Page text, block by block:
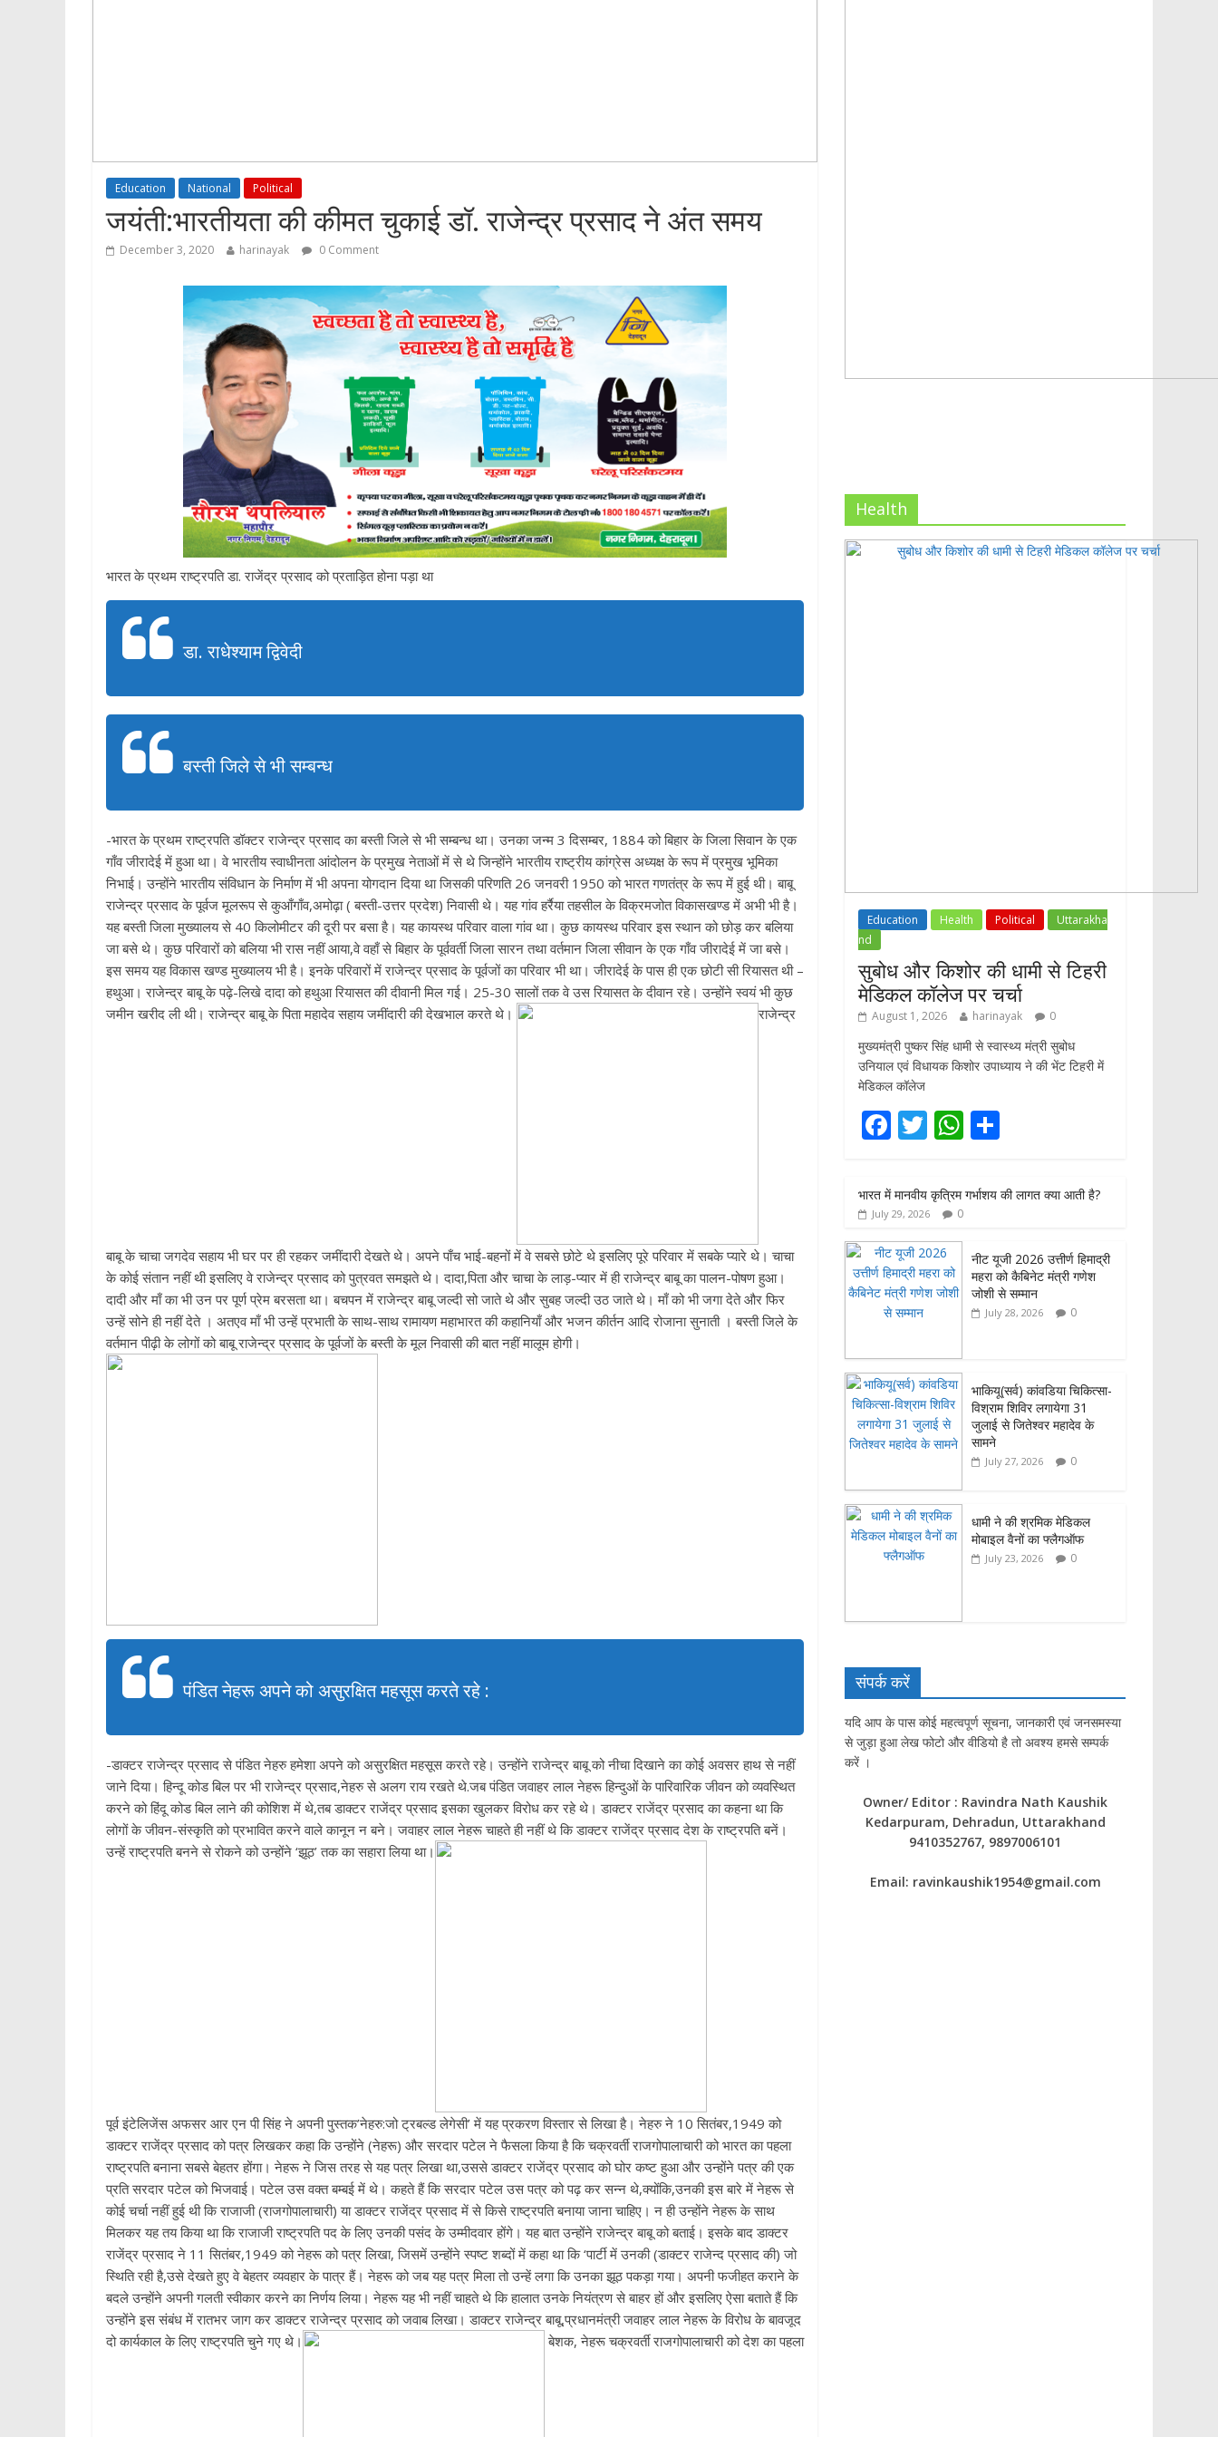
Education National Political
जयंती:भारतीयता की कीमत चुकाई डॉ. राजेन्द्र प्रसाद ने अंत समय
December 3, 2020 harinayak 0 Comment
भारत के प्रथम राष्ट्रपति डा. राजेंद्र प्रसाद को प्रताड़ित होना पड़ा था
डा. राधेश्याम द्विवेदी
बस्ती जिले से भी सम्बन्ध
-भारत के प्रथम राष्ट्रपति डॉक्टर राजेन्द्र प्रसाद का बस्ती जिले से भी सम्बन्ध था। उनका जन्म 3 दिसम्बर, 1884 को बिहार के जिला सिवान के एक
गाँव जीरादेई में हुआ था। वे भारतीय स्वाधीनता आंदोलन के प्रमुख नेताओं में से थे जिन्होंने भारतीय राष्ट्रीय कांग्रेस अध्यक्ष के रूप में प्रमुख भूमिका
निभाई। उन्होंने भारतीय संविधान के निर्माण में भी अपना योगदान दिया था जिसकी परिणति 26 जनवरी 1950 को भारत गणतंत्र के रूप में हुई थी। बाबू
राजेन्द्र प्रसाद के पूर्वज मूलरूप से कुआँगाँव,अमोढ़ा ( बस्ती-उत्तर प्रदेश) निवासी थे। यह गांव हर्रैया तहसील के विक्रमजोत विकासखण्ड में अभी भी है।
यह बस्ती जिला मुख्यालय से 40 किलोमीटर की दूरी पर बसा है। यह कायस्थ परिवार वाला गांव था। कुछ कायस्थ परिवार इस स्थान को छोड़ कर बलिया
जा बसे थे। कुछ परिवारों को बलिया भी रास नहीं आया,वे वहाँ से बिहार के पूर्ववर्ती जिला सारन तथा वर्तमान जिला सीवान के एक गाँव जीरादेई में जा बसे।
इस समय यह विकास खण्ड मुख्यालय भी है। इनके परिवारों में राजेन्द्र प्रसाद के पूर्वजों का परिवार भी था। जीरादेई के पास ही एक छोटी सी रियासत थी –
हथुआ। राजेन्द्र बाबू के पढ़े-लिखे दादा को हथुआ रियासत की दीवानी मिल गई। 25-30 सालों तक वे उस रियासत के दीवान रहे। उन्होंने स्वयं भी कुछ
जमीन खरीद ली थी। राजेन्द्र बाबू के पिता महादेव सहाय जमींदारी की देखभाल करते थे।
राजेन्द्र
बाबू के चाचा जगदेव सहाय भी घर पर ही रहकर जमींदारी देखते थे। अपने पाँच भाई-बहनों में वे सबसे छोटे थे इसलिए पूरे परिवार में सबके प्यारे थे। चाचा
के कोई संतान नहीं थी इसलिए वे राजेन्द्र प्रसाद को पुत्रवत समझते थे। दादा,पिता और चाचा के लाड़-प्यार में ही राजेन्द्र बाबू का पालन-पोषण हुआ।
दादी और माँ का भी उन पर पूर्ण प्रेम बरसता था। बचपन में राजेन्द्र बाबू जल्दी सो जाते थे और सुबह जल्दी उठ जाते थे। माँ को भी जगा देते और फिर
उन्हें सोने ही नहीं देते । अतएव माँ भी उन्हें प्रभाती के साथ-साथ रामायण महाभारत की कहानियाँ और भजन कीर्तन आदि रोजाना सुनाती । बस्ती जिले के
वर्तमान पीढ़ी के लोगों को बाबू राजेन्द्र प्रसाद के पूर्वजों के बस्ती के मूल निवासी की बात नहीं मालूम होगी।
पंडित नेहरू अपने को असुरक्षित महसूस करते रहे :
-डाक्टर राजेन्द्र प्रसाद से पंडित नेहरु हमेशा अपने को असुरक्षित महसूस करते रहे। उन्होंने राजेन्द्र बाबू को नीचा दिखाने का कोई अवसर हाथ से नहीं
जाने दिया। हिन्दू कोड बिल पर भी राजेन्द्र प्रसाद,नेहरु से अलग राय रखते थे.जब पंडित जवाहर लाल नेहरू हिन्दुओं के पारिवारिक जीवन को व्यवस्थित
करने को हिंदू कोड बिल लाने की कोशिश में थे,तब डाक्टर राजेंद्र प्रसाद इसका खुलकर विरोध कर रहे थे। डाक्टर राजेंद्र प्रसाद का कहना था कि
लोगों के जीवन-संस्कृति को प्रभावित करने वाले कानून न बने। जवाहर लाल नेहरू चाहते ही नहीं थे कि डाक्टर राजेंद्र प्रसाद देश के राष्ट्रपति बनें।
उन्हें राष्ट्रपति बनने से रोकने को उन्होंने ‘झूठ’ तक का सहारा लिया था।
पूर्व इंटेलिजेंस अफसर आर एन पी सिंह ने अपनी पुस्तक’नेहरु:जो ट्रबल्ड लेगेसी’ में यह प्रकरण विस्तार से लिखा है। नेहरु ने 10 सितंबर,1949 को
डाक्टर राजेंद्र प्रसाद को पत्र लिखकर कहा कि उन्होंने (नेहरू) और सरदार पटेल ने फैसला किया है कि चक्रवर्ती राजगोपालाचारी को भारत का पहला
राष्ट्रपति बनाना सबसे बेहतर होंगा। नेहरू ने जिस तरह से यह पत्र लिखा था,उससे डाक्टर राजेंद्र प्रसाद को घोर कष्ट हुआ और उन्होंने पत्र की एक
प्रति सरदार पटेल को भिजवाई। पटेल उस वक्त बम्बई में थे। कहते हैं कि सरदार पटेल उस पत्र को पढ़ कर सन्न थे,क्योंकि,उनकी इस बारे में नेहरू से
कोई चर्चा नहीं हुई थी कि राजाजी (राजगोपालाचारी) या डाक्टर राजेंद्र प्रसाद में से किसे राष्ट्रपति बनाया जाना चाहिए। न ही उन्होंने नेहरू के साथ
मिलकर यह तय किया था कि राजाजी राष्ट्रपति पद के लिए उनकी पसंद के उम्मीदवार होंगे। यह बात उन्होंने राजेन्द्र बाबू को बताई। इसके बाद डाक्टर
राजेंद्र प्रसाद ने 11 सितंबर,1949 को नेहरू को पत्र लिखा, जिसमें उन्होंने स्पष्ट शब्दों में कहा था कि ‘पार्टी में उनकी (डाक्टर राजेन्द प्रसाद की) जो
स्थिति रही है,उसे देखते हुए वे बेहतर व्यवहार के पात्र हैं। नेहरू को जब यह पत्र मिला तो उन्हें लगा कि उनका झूठ पकड़ा गया। अपनी फजीहत कराने के
बदले उन्होंने अपनी गलती स्वीकार करने का निर्णय लिया। नेहरू यह भी नहीं चाहते थे कि हालात उनके नियंत्रण से बाहर हों और इसलिए ऐसा बताते हैं कि
उन्होंने इस संबंध में रातभर जाग कर डाक्टर राजेन्द्र प्रसाद को जवाब लिखा। डाक्टर राजेन्द्र बाबू,प्रधानमंत्री जवाहर लाल नेहरू के विरोध के बावजूद
दो कार्यकाल के लिए राष्ट्रपति चुने गए थे।
बेशक, नेहरू चक्रवर्ती राजगोपालाचारी को देश का पहला
Health
Education Health Political
Uttarakha
nd
सुबोध और किशोर की धामी से टिहरी
मेडिकल कॉलेज पर चर्चा
August 1, 2026 harinayak 0
मुख्यमंत्री पुष्कर सिंह धामी से स्वास्थ्य मंत्री सुबोध
उनियाल एवं विधायक किशोर उपाध्याय ने की भेंट टिहरी में
मेडिकल कॉलेज
F
e
b
o
o
k
T
itt
er
W
at
s
p
p
ar
e
भारत में मानवीय कृत्रिम गर्भाशय की लागत क्या आती है?
July 29, 2026 0
नीट यूजी 2026 उत्तीर्ण हिमाद्री
महरा को कैबिनेट मंत्री गणेश
जोशी से सम्मान
July 28, 2026 0
भाकियू(सर्व) कांवडिया चिकित्सा-
विश्राम शिविर लगायेगा 31
जुलाई से जितेश्वर महादेव के
सामने
July 27, 2026 0
धामी ने की श्रमिक मेडिकल
मोबाइल वैनों का फ्लैगऑफ
July 23, 2026 0
संपर्क करें
यदि आप के पास कोई महत्वपूर्ण सूचना, जानकारी एवं जनसमस्या
से जुड़ा हुआ लेख फोटो और वीडियो है तो अवश्य हमसे सम्पर्क
करें ।
Owner/ Editor : Ravindra Nath Kaushik
Kedarpuram, Dehradun, Uttarakhand
9410352767, 9897006101
Email: ravinkaushik1954@gmail.com